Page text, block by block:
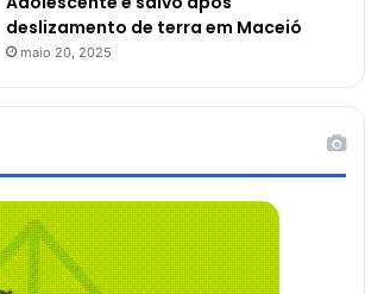
deslizamento de terra em Maceió
maio 20, 2025